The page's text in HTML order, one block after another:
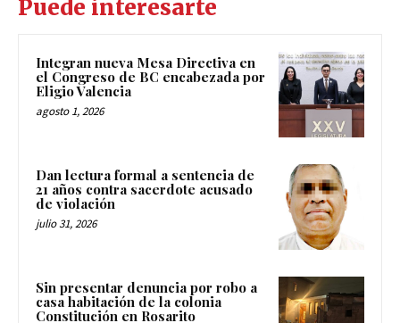
Puede interesarte
Integran nueva Mesa Directiva en
el Congreso de BC encabezada por
Eligio Valencia
agosto 1, 2026
Dan lectura formal a sentencia de
21 años contra sacerdote acusado
de violación
julio 31, 2026
Sin presentar denuncia por robo a
casa habitación de la colonia
Constitución en Rosarito